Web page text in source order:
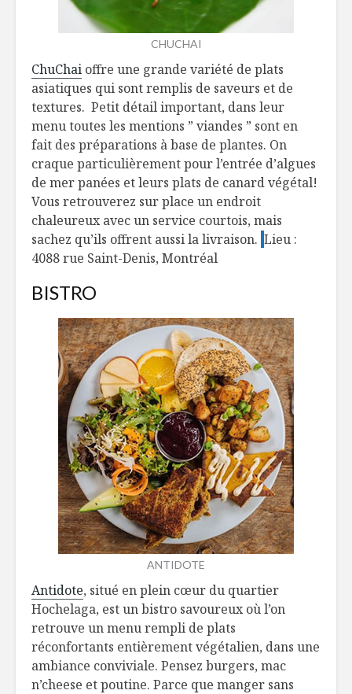
CHUCHAI
ChuChai offre une grande variété de plats
asiatiques qui sont remplis de saveurs et de
textures. Petit détail important, dans leur
menu toutes les mentions ” viandes ” sont en
fait des préparations à base de plantes. On
craque particulièrement pour l’entrée d’algues
de mer panées et leurs plats de canard végétal!
Vous retrouverez sur place un endroit
chaleureux avec un service courtois, mais
sachez qu’ils offrent aussi la livraison. Lieu :
4088 rue Saint-Denis, Montréal
BISTRO
ANTIDOTE
Antidote, situé en plein cœur du quartier
Hochelaga, est un bistro savoureux où l’on
retrouve un menu rempli de plats
réconfortants entièrement végétalien, dans une
ambiance conviviale. Pensez burgers, mac
n’cheese et poutine. Parce que manger sans